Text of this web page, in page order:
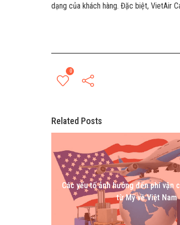
dạng của khách hàng. Đặc biệt, VietAir
0
Related Posts
Các yếu tố ảnh hưởng đến phí vận
từ Mỹ về Việt Nam